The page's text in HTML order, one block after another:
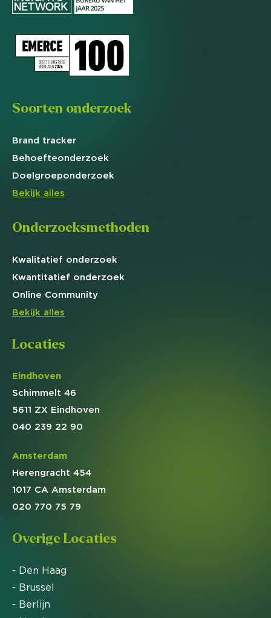
Soorten onderzoek
Brand tracker
Behoefteonderzoek
Doelgroeponderzoek
Bekijk alles
Onderzoeksmethoden
Kwalitatief onderzoek
Kwantitatief onderzoek
Online Community
Bekijk alles
Locaties
Eindhoven
Schimmelt 46
5611 ZX Eindhoven
040 239 22 90
Amsterdam
Herengracht 454
1017 CA Amsterdam
020 770 75 79
Overige Locaties
- Den Haag
- Brussel
- Berlijn